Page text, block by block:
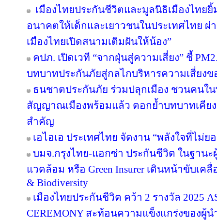
เมืองไทยประกันชีวิตและมูลนิธิเมืองไทย
อนาคตให้เด็กและเยาวชนในประเทศไทย ผ่า
เมืองไทยเปิดสนามเติมฝันให้น้อง”
คปภ. เปิดเวที “จากฝุ่นสู่ความเสี่ยง” ชี้
บทบาทประกันภัยสู่กลไกบริหารความเสี่ยงข
ธนชาตประกันภัย ร่วมปลุกเมือง ชวนคนใ
สัญญาณเมืองพร้อมแล้ว ตอกย้ำบทบาทเคีย
สำคัญ
เอไอเอ ประเทศไทย จัดงาน “พลังใจที่ไม่
บมจ.กรุงไทย-แอกซ่า ประกันชีวิต ในฐาน
แวดล้อม หรือ Green Insurer เดินหน้าขับเคลื่
& Biodiversity
เมืองไทยประกันชีวิต คว้า 2 รางวัล 2025
CEREMONY สะท้อนความแข็งแกร่งของผู้